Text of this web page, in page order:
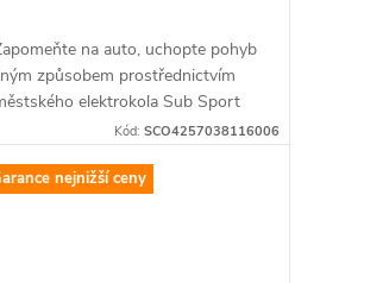
na auto, uchopte pohyb
způsobem prostřednictvím
elektrokola Sub Sport
10. Je to náš špičkový elektrický
Kód: SCO4257038116006
nejnižší ceny